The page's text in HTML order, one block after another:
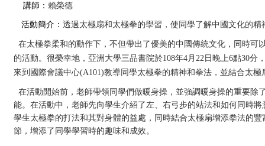
講師： 賴榮德
活動簡介： 透過太極扇和太極拳的學習，使同學了解中國文化的
在太極拳柔和的動作下，不但帶出了優美的中國傳統文化，同時
的活動。很榮幸地，亞洲大學三品書院於108年4 月 22 日晚上6點30分
來到國際會議中心(A101)教導同學太極拳的精神和拳法，並結合太
在活動開始前，老師帶領同學們做暖身操，並強調暖身操的重要
能。在活動中，老師先向學生介紹了左、右弓步的站法和如何同時
學生太極拳的打法和其對身體的益處，同時結合太極扇增添拳法的
節，增添了同學學習時的趣味和成效。